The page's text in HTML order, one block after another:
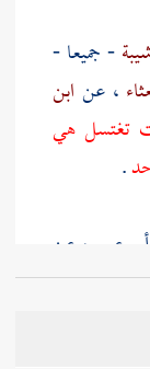
- جميعا -
، عن ابن
تغتسل هي
.
عمر ، عن